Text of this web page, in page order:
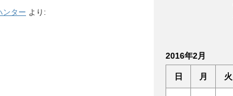
ンター より:
2016年2月
日 月 火